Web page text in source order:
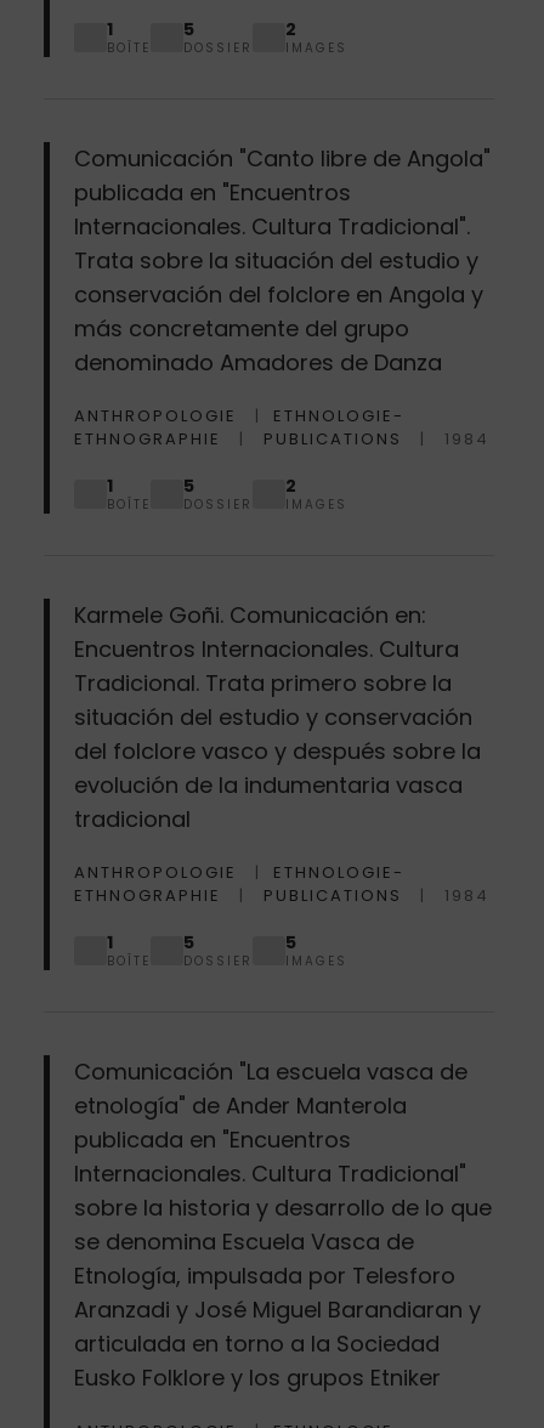
1
BOÎTE
5
DOSSIER
2
IMAGES
Comunicación "Canto libre de Angola"
publicada en "Encuentros
Internacionales. Cultura Tradicional".
Trata sobre la situación del estudio y
conservación del folclore en Angola y
más concretamente del grupo
denominado Amadores de Danza
ANTHROPOLOGIE
ETHNOLOGIE-
ETHNOGRAPHIE
PUBLICATIONS 1984
1
BOÎTE
5
DOSSIER
2
IMAGES
Karmele Goñi. Comunicación en:
Encuentros Internacionales. Cultura
Tradicional. Trata primero sobre la
situación del estudio y conservación
del folclore vasco y después sobre la
evolución de la indumentaria vasca
tradicional
ANTHROPOLOGIE
ETHNOLOGIE-
ETHNOGRAPHIE
PUBLICATIONS 1984
1
BOÎTE
5
DOSSIER
5
IMAGES
Comunicación "La escuela vasca de
etnología" de Ander Manterola
publicada en "Encuentros
Internacionales. Cultura Tradicional"
sobre la historia y desarrollo de lo que
se denomina Escuela Vasca de
Etnología, impulsada por Telesforo
Aranzadi y José Miguel Barandiaran y
articulada en torno a la Sociedad
Eusko Folklore y los grupos Etniker